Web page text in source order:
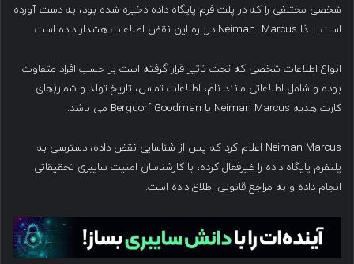
شخصی مختلفی را که در پلت فرم پایگاه داده ذخیره شده بود، به دست آورده
است. لذا Neiman Marcus درباره این نقض اطلاعات هشدار داده است.
انواع اطلاعات شخصی که تحت تاثیر قرار گرفته است بر حسب افراد متفاوت
بوده و شامل اطلاعاتی مانند نام، اطلاعات تماس، تاریخ تولد و شمار(های
کارت هدیه Neiman Marcus یا Bergdorf Goodman می باشد.
Neiman Marcus اعلام کرد که پس از شناسایی نقض داده، دسترسی به
پلتفرم پایگاه داده را غیرفعال کرده، با کارشناسان امنیت سایبری تحقیقاتی
انجام داده و به مراجع قانونی اطلاع داده است.